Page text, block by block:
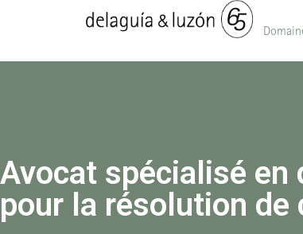
Avocat spécialisé
pour la résolution de